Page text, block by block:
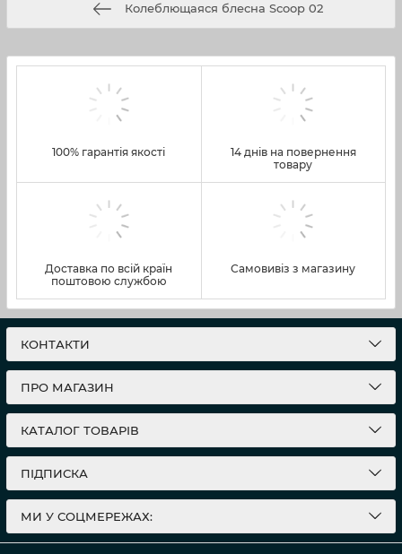
Колеблющаяся блесна Scoop 02
100% гарантія якості
14 днів на повернення
товару
Доставка по всій країн
поштовою службою
Самовивіз з магазину
КОНТАКТИ
ПРО МАГАЗИН
КАТАЛОГ ТОВАРІВ
ПІДПИСКА
МИ У СОЦМЕРЕЖАХ: